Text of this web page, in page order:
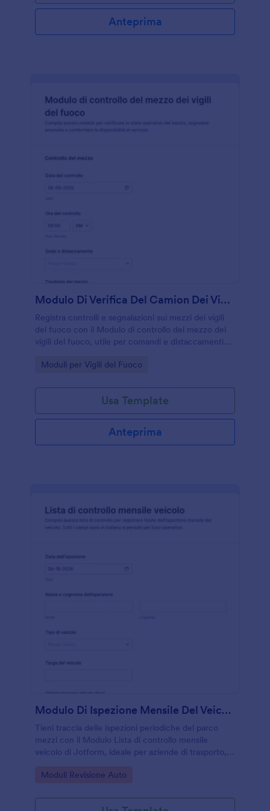
Anteprima
Modulo Di Verifica Del Camion Dei Vigili Del Fuoco Form
Registra controlli e segnalazioni sui mezzi dei vigili
del fuoco con il Modulo di controllo del mezzo dei
vigili del fuoco, utile per comandi e distaccamenti
centralizzare le risposte.
Go to Category:
Moduli per Vigili del Fuoco
Usa Template
Anteprima
Modulo Di Ispezione Mensile Del Veicolo
Tieni traccia delle ispezioni periodiche del parco
mezzi con il Modulo Lista di controllo mensile
veicolo di Jotform, ideale per aziende di trasporto,
raccolta dati ordinata.
Go to Category:
Moduli Revisione Auto